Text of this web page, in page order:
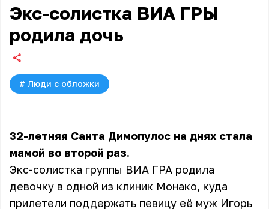
Экс-солистка ВИА ГРЫ
родила дочь
# Люди с обложки
32-летняя Санта Димопулос на днях стала
мамой во второй раз.
Экс-солистка группы ВИА ГРА родила
девочку в одной из клиник Монако, куда
прилетели поддержать певицу её муж Игорь